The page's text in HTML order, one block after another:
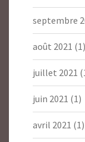
septembre
août 2021 (1)
juillet 2021
juin 2021 (1)
avril 2021 (1)